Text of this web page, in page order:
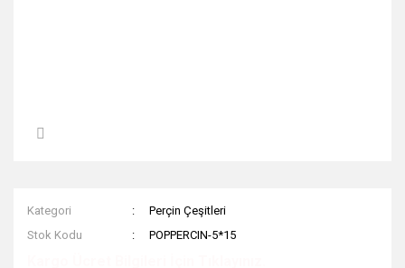
Kategori
Perçin Çeşitleri
Stok Kodu
POPPERCIN-5*15